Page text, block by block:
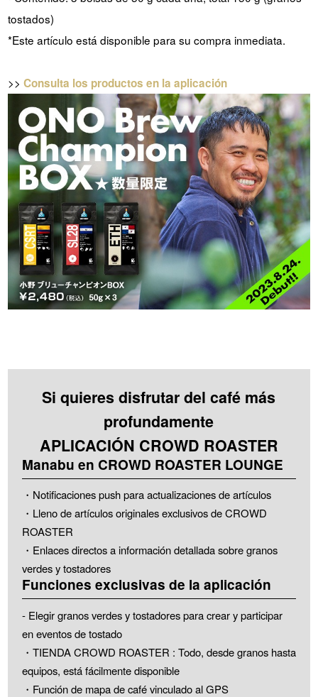
tostados)
*Este artículo está disponible para su compra inmediata.
>> Consulta los productos en la aplicación
Si quieres disfrutar del café más
profundamente
APLICACIÓN CROWD ROASTER
Manabu en CROWD ROASTER LOUNGE
・Notificaciones push para actualizaciones de artículos
・Lleno de artículos originales exclusivos de CROWD
ROASTER
・Enlaces directos a información detallada sobre granos
verdes y tostadores
Funciones exclusivas de la aplicación
- Elegir granos verdes y tostadores para crear y participar
en eventos de tostado
・TIENDA CROWD ROASTER : Todo, desde granos hasta
equipos, está fácilmente disponible
・Función de mapa de café vinculado al GPS